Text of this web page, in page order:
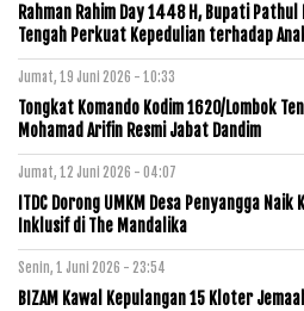
Rahman Rahim Day 1448 H, Bupati
Tengah Perkuat Kepedulian terhadap
Jumat, 19 Juni 2026 - 10:33
Tongkat Komando Kodim 1620/Lombok
Mohamad Arifin Resmi Jabat Dandim
Jumat, 12 Juni 2026 - 04:07
ITDC Dorong UMKM Desa Penyangga
Inklusif di The Mandalika
Senin, 1 Juni 2026 - 23:54
BIZAM Kawal Kepulangan 15 Kloter